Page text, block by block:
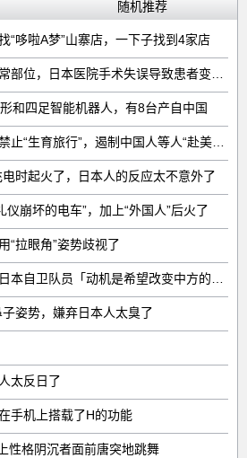
随机推荐
“哆啦A梦”山寨店，一下子找到4家店
和四足智能机器人‌，有‌8台‌产自中国
时起火了，日本人的反应太不意外了
仪崩坏的电车”，加上“外国人”后火了
“拉眼角”姿势歧视了
姿势，嫌弃日本人太臭了
太反日了
手机上搭载了H的功能
性格阴沉者面前唐突地跳舞